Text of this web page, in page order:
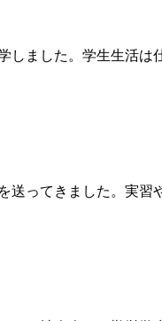
ました。学生生活は
ってきました。実習